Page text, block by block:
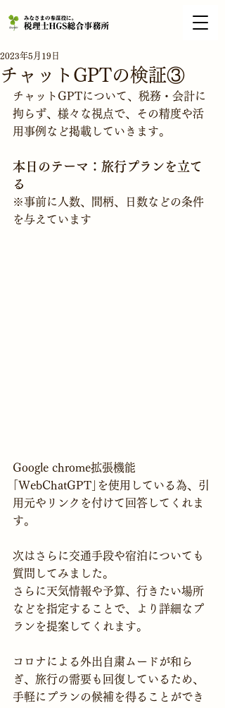
チャットGPTの検証③
2023年5月19日
チャットGPTについて、税務・会計に
拘らず、様々な視点で、その精度や活
用事例など掲載していきます。
本日のテーマ：旅行プランを立て
る
※事前に人数、間柄、日数などの条件
を与えています
Google chrome拡張機能
｢WebChatGPT｣を使用している為、引
用元やリンクを付けて回答してくれま
す。
次はさらに交通手段や宿泊についても
質問してみました。
さらに天気情報や予算、行きたい場所
などを指定することで、より詳細なプ
ランを提案してくれます。
コロナによる外出自粛ムードが和ら
ぎ、旅行の需要も回復しているため、
手軽にプランの候補を得ることができ